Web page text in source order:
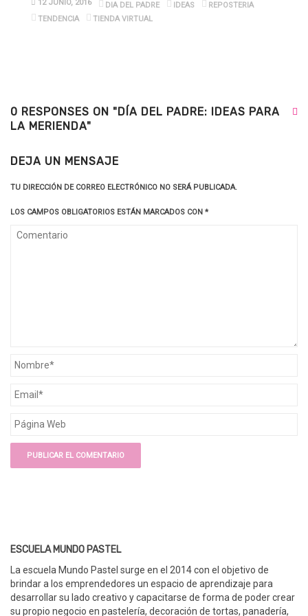
12 JUNIO, 2016 DIA DEL PADRE IDEAS
REPOSTERIA
TENDENCIA
TIENDA VIRTUAL
0 RESPONSES ON "DÍA DEL PADRE: IDEAS PARA
LA MERIENDA"
DEJA UN MENSAJE
TU DIRECCIÓN DE CORREO ELECTRÓNICO NO SERÁ PUBLICADA.
LOS CAMPOS OBLIGATORIOS ESTÁN MARCADOS CON *
ESCUELA MUNDO PASTEL
La escuela Mundo Pastel surge en el 2014 con el objetivo de
brindar a los emprendedores un espacio de aprendizaje para
desarrollar su lado creativo y capacitarse de forma de poder crear
su propio negocio en pastelería, decoración de tortas, panadería,